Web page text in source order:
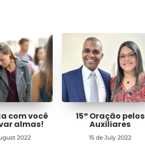
com você
almas!
2022
15ª Oração pelos
Auxiliares
15 de July 2022